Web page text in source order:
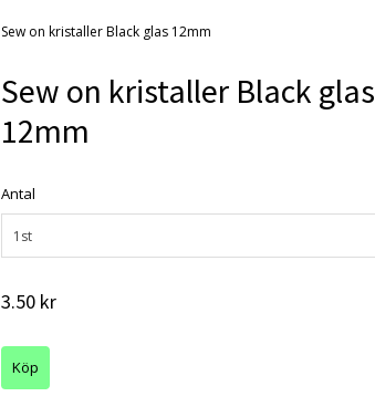
Sew on kristaller Black glas 12mm
Sew on kristaller Black glas
12mm
Antal
1st
3.50 kr